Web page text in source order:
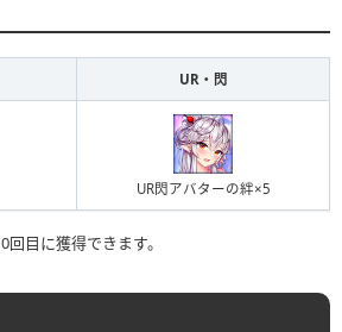
UR・閃
UR閃アバターの絆×5
目に獲得できます。